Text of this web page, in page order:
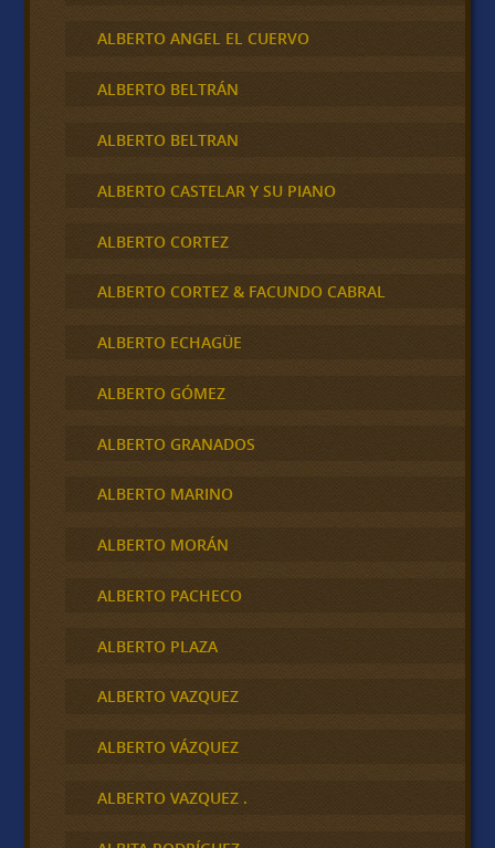
ALBERTO ANGEL EL CUERVO
ALBERTO BELTRÁN
ALBERTO BELTRAN
ALBERTO CASTELAR Y SU PIANO
ALBERTO CORTEZ
ALBERTO CORTEZ & FACUNDO CABRAL
ALBERTO ECHAGÜE
ALBERTO GÓMEZ
ALBERTO GRANADOS
ALBERTO MARINO
ALBERTO MORÁN
ALBERTO PACHECO
ALBERTO PLAZA
ALBERTO VAZQUEZ
ALBERTO VÁZQUEZ
ALBERTO VAZQUEZ .